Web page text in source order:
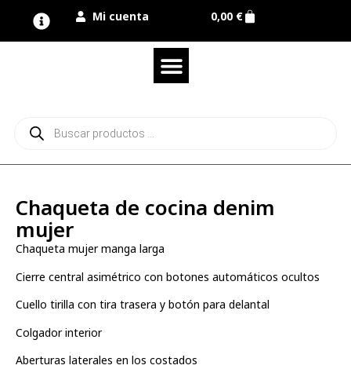
Mi cuenta 0,00 €
Chaqueta de cocina denim
mujer
Chaqueta mujer manga larga
Cierre central asimétrico con botones automáticos ocultos
Cuello tirilla con tira trasera y botón para delantal
Colgador interior
Aberturas laterales en los costados